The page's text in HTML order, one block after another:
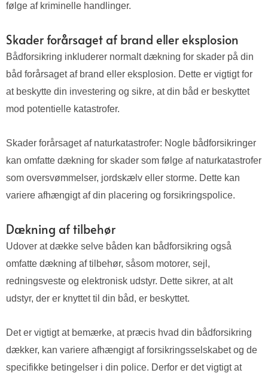
følge af kriminelle handlinger.
Skader forårsaget af brand eller eksplosion
Bådforsikring inkluderer normalt dækning for skader på din
båd forårsaget af brand eller eksplosion. Dette er vigtigt for
at beskytte din investering og sikre, at din båd er beskyttet
mod potentielle katastrofer.
Skader forårsaget af naturkatastrofer: Nogle bådforsikringer
kan omfatte dækning for skader som følge af naturkatastrofer
som oversvømmelser, jordskælv eller storme. Dette kan
variere afhængigt af din placering og forsikringspolice.
Dækning af tilbehør
Udover at dække selve båden kan bådforsikring også
omfatte dækning af tilbehør, såsom motorer, sejl,
redningsveste og elektronisk udstyr. Dette sikrer, at alt
udstyr, der er knyttet til din båd, er beskyttet.
Det er vigtigt at bemærke, at præcis hvad din bådforsikring
dækker, kan variere afhængigt af forsikringsselskabet og de
specifikke betingelser i din police. Derfor er det vigtigt at